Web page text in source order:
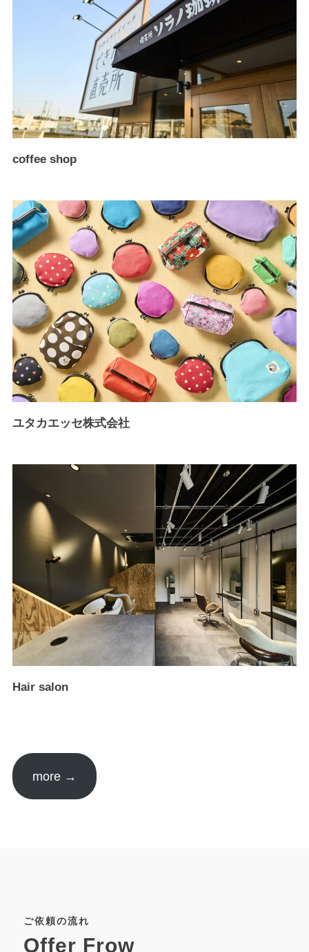
coffee shop
ユタカエッセ株式会社
Hair salon
more →
ご依頼の流れ
Offer Frow